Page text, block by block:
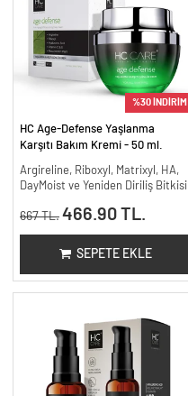
%30 İNDİRİM
HC Age-Defense Yaşlanma
Karşıtı Bakım Kremi - 50 ml.
Argireline, Riboxyl, Matrixyl, HA,
DayMoist ve Yeniden Diriliş Bitkisi
667 TL. 466.90 TL.
SEPETE EKLE